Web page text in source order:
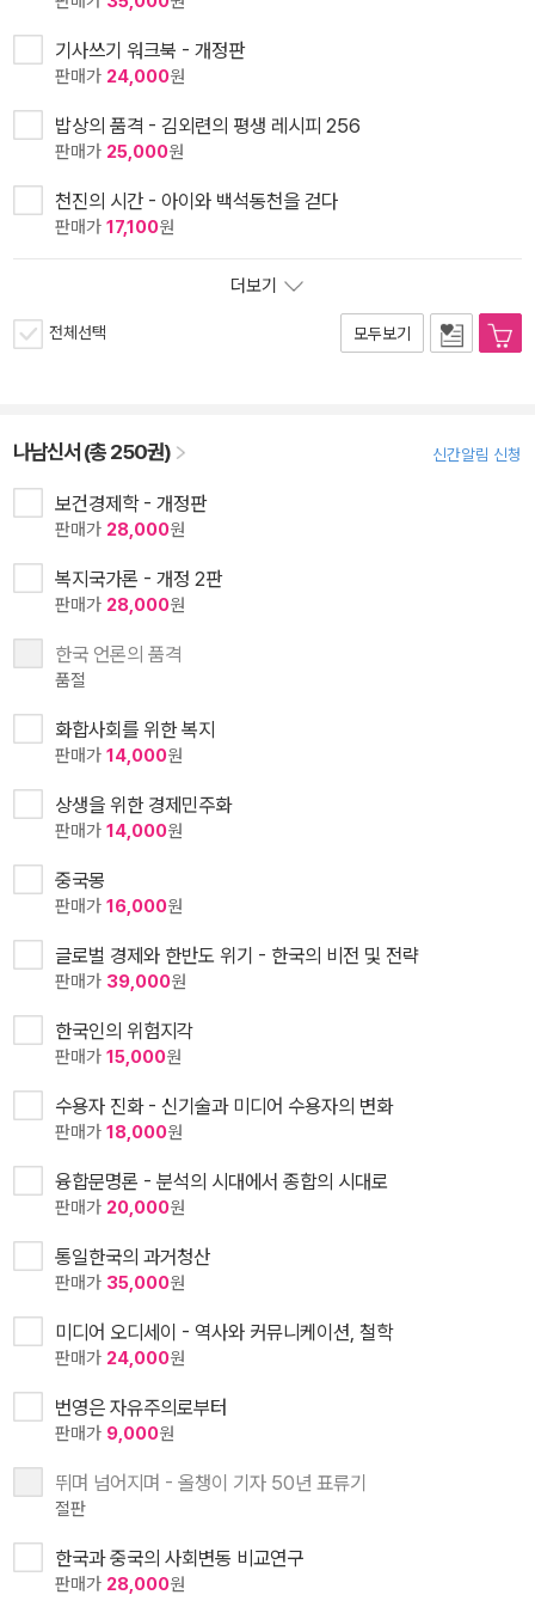
기사쓰기 워크북 - 개정판
판매가 24,000원
밥상의 품격 - 김외련의 평생 레시피 256
판매가 25,000원
천진의 시간 - 아이와 백석동천을 걷다
판매가 17,100원
더보기
전체선택 모두보기
나남신서 (총 250권) 신간알림 신청
보건경제학 - 개정판
판매가 28,000원
복지국가론 - 개정 2판
판매가 28,000원
한국 언론의 품격
품절
화합사회를 위한 복지
판매가 14,000원
상생을 위한 경제민주화
판매가 14,000원
중국몽
판매가 16,000원
글로벌 경제와 한반도 위기 - 한국의 비전 및 전략
판매가 39,000원
한국인의 위험지각
판매가 15,000원
수용자 진화 - 신기술과 미디어 수용자의 변화
판매가 18,000원
융합문명론 - 분석의 시대에서 종합의 시대로
판매가 20,000원
통일한국의 과거청산
판매가 35,000원
미디어 오디세이 - 역사와 커뮤니케이션, 철학
판매가 24,000원
번영은 자유주의로부터
판매가 9,000원
뛰며 넘어지며 - 올챙이 기자 50년 표류기
절판
한국과 중국의 사회변동 비교연구
판매가 28,000원